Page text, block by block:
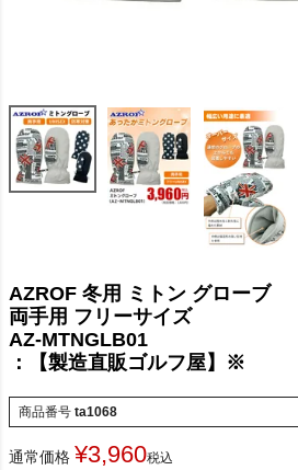
AZROF 冬用 ミトン グローブ
両手用 フリーサイズ
AZ-MTNGLB01
：【製造直販ゴルフ屋】※
商品番号 ta1068
通常価格 ¥3,960税込